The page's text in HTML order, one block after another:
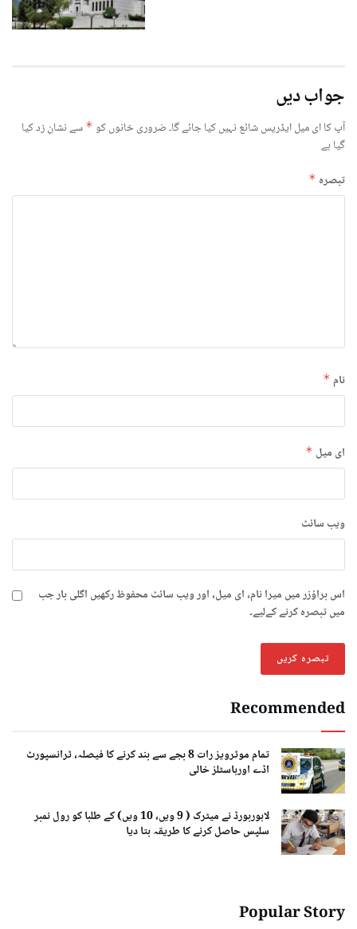
جواب دیں
آپ کا ای میل ایڈریس شائع نہیں کیا جائے گا۔ضروری خانوں کو * سے نشان زد کیا
گیا ہے
تبصرہ *
نام *
ای میل *
ویب‌ سائٹ
اس براؤزر میں میرا نام، ای میل، اور ویب سائٹ محفوظ رکھیں اگلی بار جب
میں تبصرہ کرنے کےلیے۔
Recommended
تمام موٹرویز رات 8 بجے سے بند کرنے کا فیصلہ، ٹرانسپورٹ
اڈے اورہاسٹلز خالی
لاہوربورڈ نے میٹرک ( 9 ویں، 10 ویں) کے طلبا کو رول نمبر
سلپس حاصل کرنے کا طریقہ بتا دیا
Popular Story